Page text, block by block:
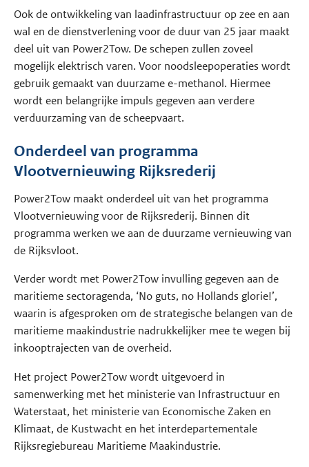
Ook de ontwikkeling van laadinfrastructuur op zee en aan
wal en de dienstverlening voor de duur van 25 jaar maakt
deel uit van Power2Tow. De schepen zullen zoveel
mogelijk elektrisch varen. Voor noodsleepoperaties wordt
gebruik gemaakt van duurzame e-methanol. Hiermee
wordt een belangrijke impuls gegeven aan verdere
verduurzaming van de scheepvaart.
Onderdeel van programma
Vlootvernieuwing Rijksrederij
Power2Tow maakt onderdeel uit van het programma
Vlootvernieuwing voor de Rijksrederij. Binnen dit
programma werken we aan de duurzame vernieuwing van
de Rijksvloot.
Verder wordt met Power2Tow invulling gegeven aan de
maritieme sectoragenda, ‘No guts, no Hollands glorie!’,
waarin is afgesproken om de strategische belangen van de
maritieme maakindustrie nadrukkelijker mee te wegen bij
inkooptrajecten van de overheid.
Het project Power2Tow wordt uitgevoerd in
samenwerking met het ministerie van Infrastructuur en
Waterstaat, het ministerie van Economische Zaken en
Klimaat, de Kustwacht en het interdepartementale
Rijksregiebureau Maritieme Maakindustrie.